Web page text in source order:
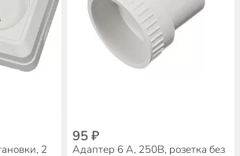
2
95 ₽
Адаптер 6 А, 250В, розетка без